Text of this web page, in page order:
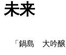
未来
「鍋島 大吟